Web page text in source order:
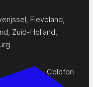
, Flevoland,
, Zuid-Holland,
Colofon